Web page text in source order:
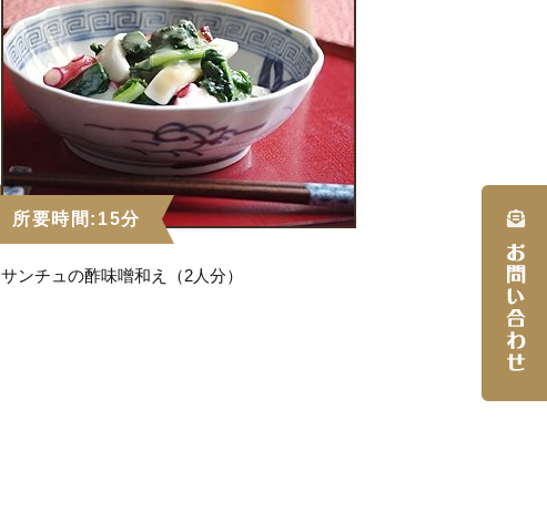
所要時間:15分
サンチュの酢味噌和え（2人分）